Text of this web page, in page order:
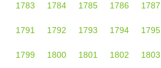
1783 1784 1785 1786 1787
1791 1792 1793 1794 1795
1799 1800 1801 1802 1803